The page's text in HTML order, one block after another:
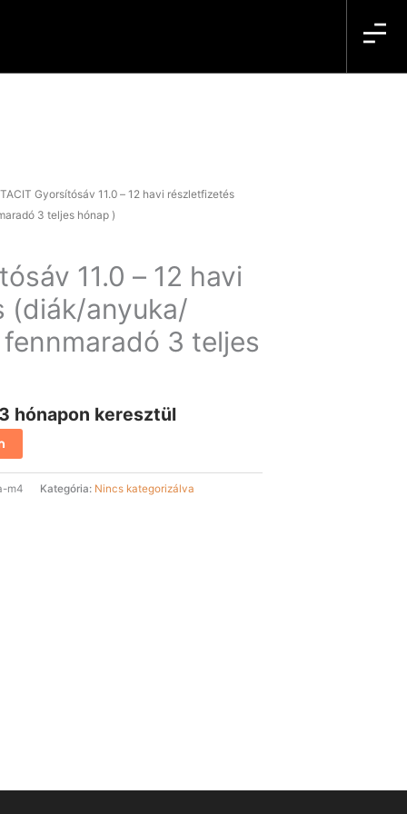
Gyorsítósáv 11.0 – 12 havi részletfizetés
3 teljes hónap )
11.0 – 12 havi
(diák/anyuka/
3 teljes
hónapon keresztül
m4 Kategória: Nincs kategorizálva